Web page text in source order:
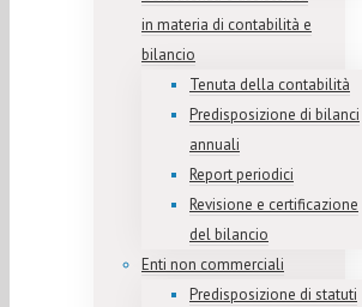
in materia di contabilità e
bilancio
Tenuta della contabilità
Predisposizione di bilanci
annuali
Report periodici
Revisione e certificazione
del bilancio
Enti non commerciali
Predisposizione di statuti